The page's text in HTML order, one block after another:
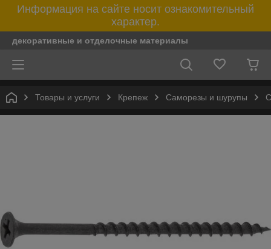
Информация на сайте носит ознакомительный
характер.
декоративные и отделочные материалы
Товары и услуги Крепеж Саморезы и шурупы